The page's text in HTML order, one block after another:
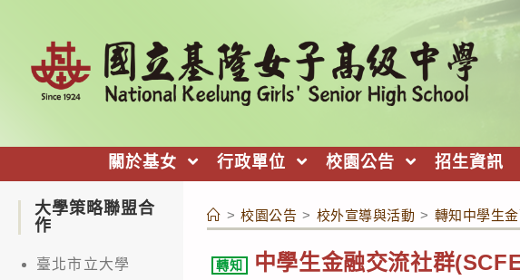
關於基女 行政單位 校園公告 招生資訊
> 校園公告 > 校外宣導與活動 > 轉知中學生
轉知 中學生金融交流社群
大學策略聯盟合
作
臺北市立大學